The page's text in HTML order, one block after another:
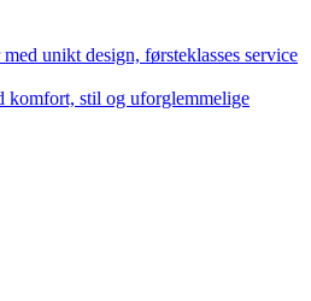
unikt design, førsteklasses service
komfort, stil og uforglemmelige